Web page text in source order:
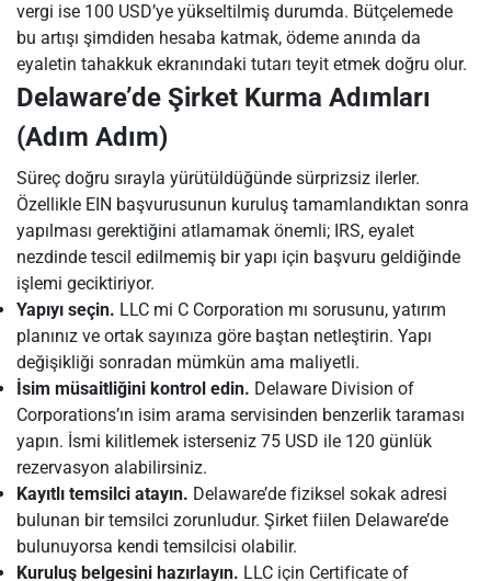
vergi ise 100 USD’ye yükseltilmiş durumda. Bütçelemede
bu artışı şimdiden hesaba katmak, ödeme anında da
eyaletin tahakkuk ekranındaki tutarı teyit etmek doğru olur.
Delaware’de Şirket Kurma Adımları
(Adım Adım)
Süreç doğru sırayla yürütüldüğünde sürprizsiz ilerler.
Özellikle EIN başvurusunun kuruluş tamamlandıktan sonra
yapılması gerektiğini atlamamak önemli; IRS, eyalet
nezdinde tescil edilmemiş bir yapı için başvuru geldiğinde
işlemi geciktiriyor.
Yapıyı seçin. LLC mi C Corporation mı sorusunu, yatırım
planınız ve ortak sayınıza göre baştan netleştirin. Yapı
değişikliği sonradan mümkün ama maliyetli.
İsim müsaitliğini kontrol edin. Delaware Division of
Corporations’ın isim arama servisinden benzerlik taraması
yapın. İsmi kilitlemek isterseniz 75 USD ile 120 günlük
rezervasyon alabilirsiniz.
Kayıtlı temsilci atayın. Delaware’de fiziksel sokak adresi
bulunan bir temsilci zorunludur. Şirket fiilen Delaware’de
bulunuyorsa kendi temsilcisi olabilir.
Kuruluş belgesini hazırlayın. LLC için Certificate of